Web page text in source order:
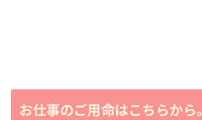
お仕事のご用命はこちらから。